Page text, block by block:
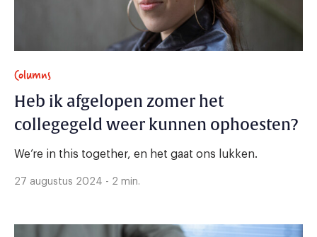
Columns
Heb ik afgelopen zomer het
collegegeld weer kunnen ophoesten?
We’re in this together, en het gaat ons lukken.
27 augustus 2024 - 2 min.